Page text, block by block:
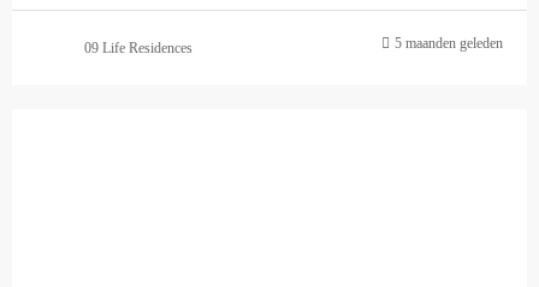
09 Life Residences 5 maanden geleden